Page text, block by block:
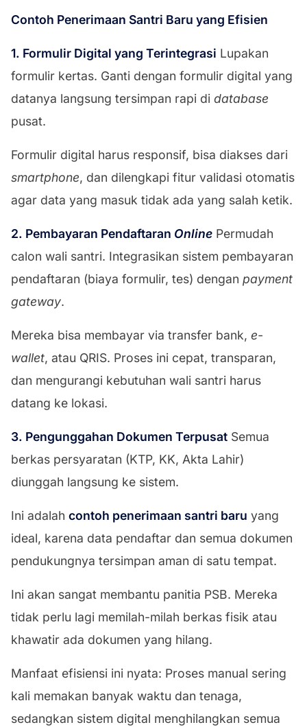
Contoh Penerimaan Santri Baru yang Efisien
1. Formulir Digital yang Terintegrasi Lupakan
formulir kertas. Ganti dengan formulir digital yang
datanya langsung tersimpan rapi di database
pusat.
Formulir digital harus responsif, bisa diakses dari
smartphone, dan dilengkapi fitur validasi otomatis
agar data yang masuk tidak ada yang salah ketik.
2. Pembayaran Pendaftaran Online Permudah
calon wali santri. Integrasikan sistem pembayaran
pendaftaran (biaya formulir, tes) dengan payment
gateway.
Mereka bisa membayar via transfer bank, e-
wallet, atau QRIS. Proses ini cepat, transparan,
dan mengurangi kebutuhan wali santri harus
datang ke lokasi.
3. Pengunggahan Dokumen Terpusat Semua
berkas persyaratan (KTP, KK, Akta Lahir)
diunggah langsung ke sistem.
Ini adalah contoh penerimaan santri baru yang
ideal, karena data pendaftar dan semua dokumen
pendukungnya tersimpan aman di satu tempat.
Ini akan sangat membantu panitia PSB. Mereka
tidak perlu lagi memilah-milah berkas fisik atau
khawatir ada dokumen yang hilang.
Manfaat efisiensi ini nyata: Proses manual sering
kali memakan banyak waktu dan tenaga,
sedangkan sistem digital menghilangkan semua